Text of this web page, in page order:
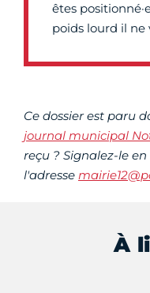
êtes
poids lourd il ne
Ce dossier est paru
journal municipal
reçu ? Signalez-le
l'adresse
À